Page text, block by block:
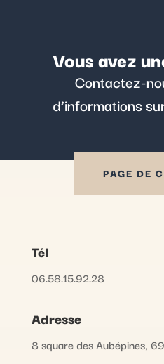
Vous avez
Contactez-
d’informations
PAGE DE
Tél
06.58.15.92.28
Adresse
8 square des Aubépines,